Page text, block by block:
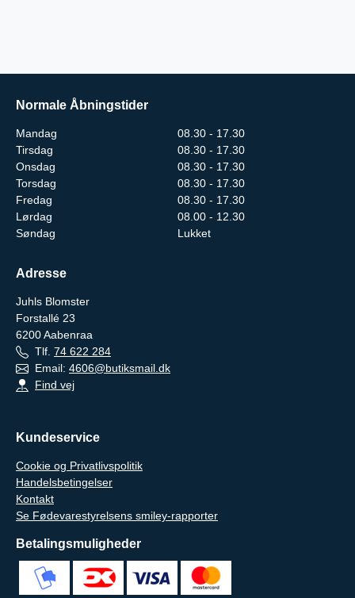
Normale Åbningstider
Mandag
08.30 - 17.30
Tirsdag
08.30 - 17.30
Onsdag
08.30 - 17.30
Torsdag
08.30 - 17.30
Fredag
08.30 - 17.30
Lørdag
08.00 - 12.30
Søndag
Lukket
Adresse
Juhls Blomster
Forstallé 23
6200Aabenraa
Tlf. 74 622 284
Email: 4606@butiksmail.dk
Find vej
Kundeservice
Cookie og Privatlivspolitik
Handelsbetingelser
Kontakt
Se Fødevarestyrelsens smiley-rapporter
Betalingsmuligheder